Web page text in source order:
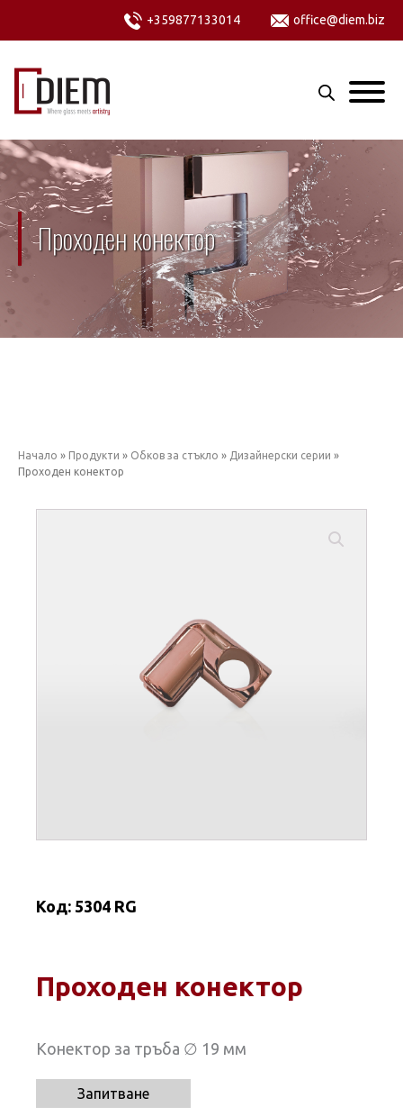
+359877133014 office@diem.biz
Проходен конектор
Начало » Продукти » Обков за стъкло » Дизайнерски серии »
Проходен конектор
Код: 5304 RG
Проходен конектор
Конектор за тръба ∅ 19 мм
Запитване